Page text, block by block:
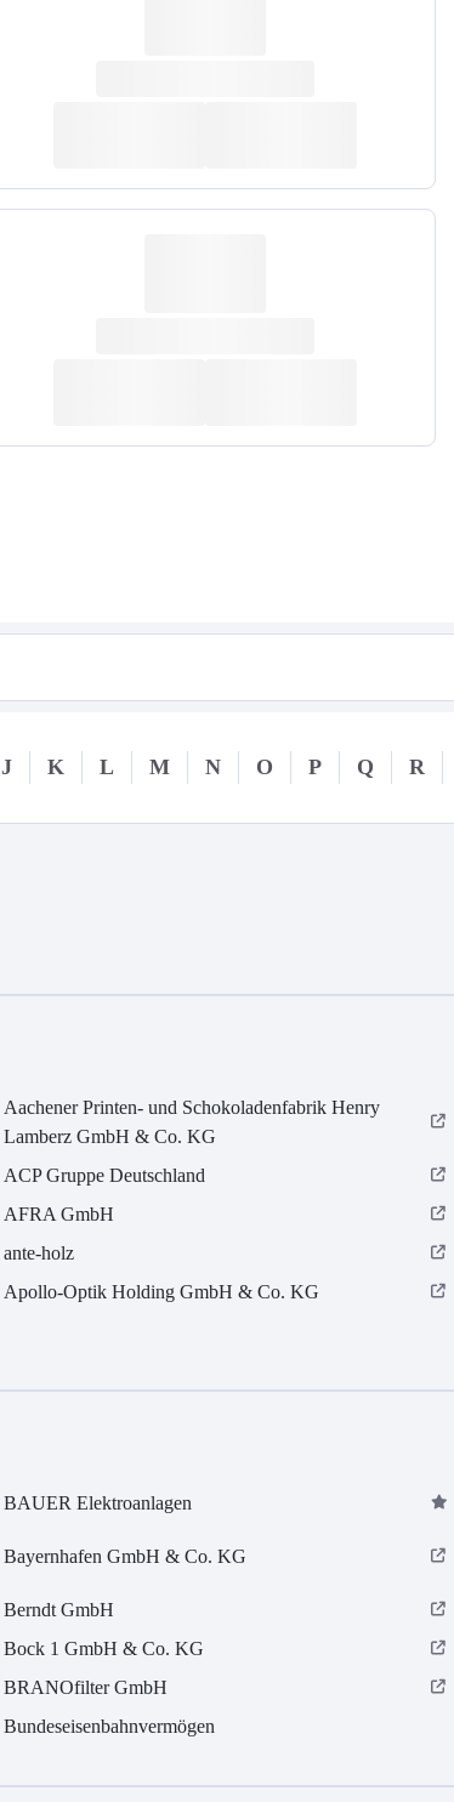
J K L M N O P Q R
Aachener Printen- und Schokoladenfabrik Henry
Lamberz GmbH & Co. KG
ACP Gruppe Deutschland
AFRA GmbH
ante-holz
Apollo-Optik Holding GmbH & Co. KG
BAUER Elektroanlagen
Bayernhafen GmbH & Co. KG
Berndt GmbH
Bock 1 GmbH & Co. KG
BRANOfilter GmbH
Bundeseisenbahnvermögen